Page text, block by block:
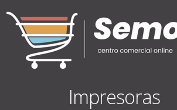
Impresoras